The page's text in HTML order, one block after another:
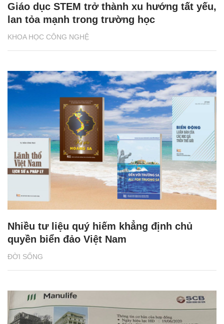
KHOA HỌC CÔNG NGHỆ
Giáo dục STEM trở thành xu hướng tất yếu,
lan tỏa mạnh trong trường học
ĐỜI SỐNG
Nhiều tư liệu quý hiếm khẳng định chủ
quyền biển đảo Việt Nam